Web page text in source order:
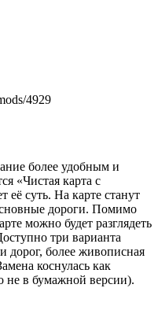
4929
более удобным и
«Чистая карта с
её суть. На карте станут
дороги. Помимо
можно будет разглядеть
три варианта
дорог, более живописная
коснулась как
не в бумажной версии).